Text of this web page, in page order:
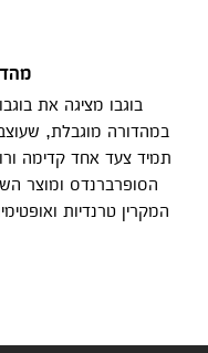
במהדורה מוגבלת,
תמיד צעד אחד קדימה
הסופרברנדס ומוצר
המקרין טרנדיות